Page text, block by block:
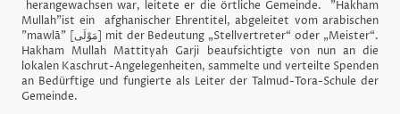
herangewachsen war, leitete er die örtliche Gemeinde. "Hakham
Mullah"ist ein afghanischer Ehrentitel, abgeleitet vom arabischen
"mawlā" [مَوْلَى‎] mit der Bedeutung „Stellvertreter“ oder „Meister“.
Hakham Mullah Mattityah Garji beaufsichtigte von nun an die
lokalen Kaschrut-Angelegenheiten, sammelte und verteilte Spenden
an Bedürftige und fungierte als Leiter der Talmud-Tora-Schule der
Gemeinde.